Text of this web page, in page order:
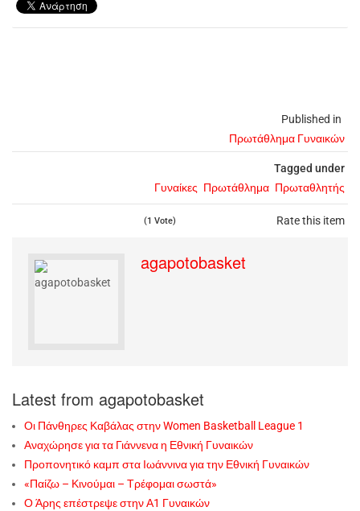
Published in
Πρωτάθλημα Γυναικών
Tagged under
Γυναίκες Πρωτάθλημα Πρωταθλητής
Rate this item
(1 Vote)
agapotobasket
Latest from agapotobasket
Οι Πάνθηρες Καβάλας στην Women Basketball League 1
Αναχώρησε για τα Γιάννενα η Εθνική Γυναικών
Προπονητικό καμπ στα Ιωάννινα για την Εθνική Γυναικών
«Παίζω – Κινούμαι – Τρέφομαι σωστά»
Ο Άρης επέστρεψε στην Α1 Γυναικών